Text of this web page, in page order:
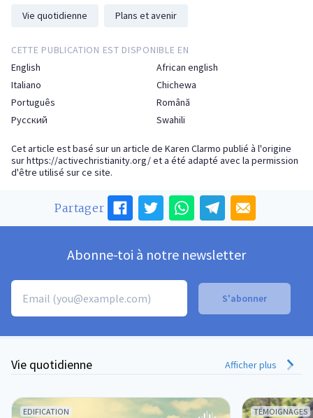
Vie quotidienne
Plans et avenir
CETTE PUBLICATION EST DISPONIBLE EN
English
African english
Italiano
Chichewa
Português
Română
Русский
Swahili
Cet article est basé sur un article de Karen Clarmo publié à l'origine
surhttps://activechristianity.org/et a été adapté avec la permission
d'être utilisé sur ce site.
Partager
Abonne-toi à notre newsletter
Vie quotidienne Afficher plus
EDIFICATION TÉMOIGNAGES